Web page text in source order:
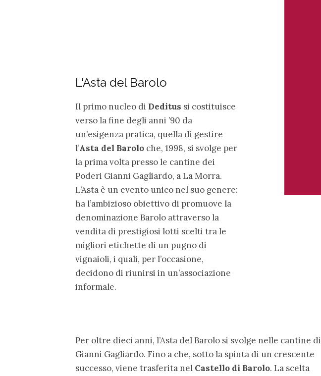
L'Asta del Barolo
Il primo nucleo di Deditus si costituisce
verso la fine degli anni ’90 da
un’esigenza pratica, quella di gestire
l’Asta del Barolo che, 1998, si svolge per
la prima volta presso le cantine dei
Poderi Gianni Gagliardo, a La Morra.
L’Asta è un evento unico nel suo genere:
ha l’ambizioso obiettivo di promuove la
denominazione Barolo attraverso la
vendita di prestigiosi lotti scelti tra le
migliori etichette di un pugno di
vignaioli, i quali, per l’occasione,
decidono di riunirsi in un’associazione
informale.
Per oltre dieci anni, l’Asta del Barolo si svolge nelle cantine di
Gianni Gagliardo. Fino a che, sotto la spinta di un crescente
successo, viene trasferita nel Castello di Barolo. La scelta